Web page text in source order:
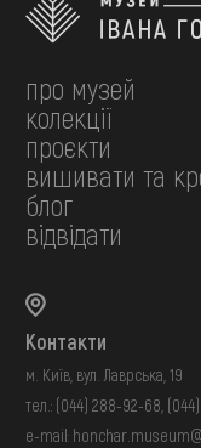
про музей
колекції
проєкти
вишивати та
блог
відвідати
Контакти
м. Київ, вул. Лаврська, 19
тел.: (044) 288-92-68
e-mail: